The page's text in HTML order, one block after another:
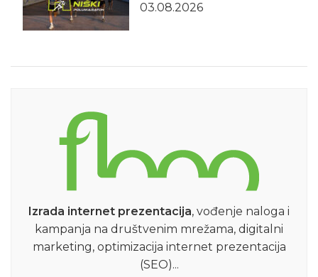
03.08.2026
Izrada internet prezentacija, vođenje naloga i
kampanja na društvenim mrežama, digitalni
marketing, optimizacija internet prezentacija
(SEO)...